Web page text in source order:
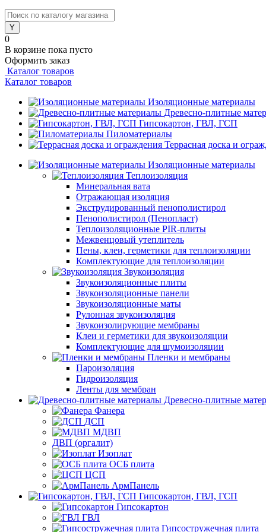
0
В корзине пока пусто
Оформить заказ
Каталог товаров
Каталог товаров
Изоляционные материалы
Древесно-плитные
Гипсокартон, ГВЛ, ГСП
Пиломатериалы
Террасная доска и
Изоляционные материалы
Теплоизоляция
Минеральная вата
Отражающая изоляция
Экструдированный пенополистирол
Пенополистирол (Пенопласт)
Теплоизоляционные PIR-плиты
Межвенцовый утеплитель
Пены, клеи, герметики для теплоизоляции
Комплектующие для теплоизоляции
Звукоизоляция
Звукоизоляционные плиты
Звукоизоляционные панели
Звукоизоляционные маты
Рулонная звукоизоляция
Звукоизолирующие мембраны
Клеи и герметики для звукоизоляции
Комплектующие для шумоизоляции
Пленки и мембраны
Пароизоляция
Гидроизоляция
Ленты для мембран
Древесно-плитные
Фанера
ДСП
МДВП
ДВП (оргалит)
Изоплат
ОСБ плита
ЦСП
АрмПанель
Гипсокартон, ГВЛ, ГСП
Гипсокартон
ГВЛ
Гипсостружечная плита